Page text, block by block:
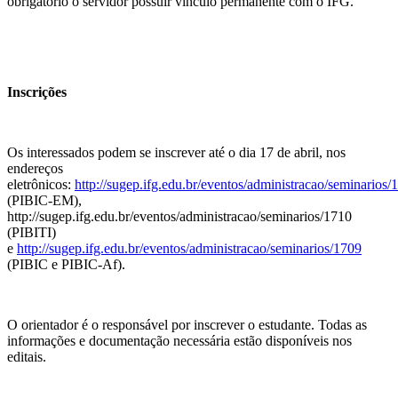
Inscrições
Os interessados podem se inscrever até o dia 17 de abril, nos
endereços
eletrônicos: http://sugep.ifg.edu.br/eventos/administracao/seminarios/
(PIBIC-EM),
http://sugep.ifg.edu.br/eventos/administracao/seminarios/1710
(PIBITI)
e http://sugep.ifg.edu.br/eventos/administracao/seminarios/1709
(PIBIC e PIBIC-Af).
O orientador é o responsável por inscrever o estudante. Todas as
informações e documentação necessária estão disponíveis nos
editais.